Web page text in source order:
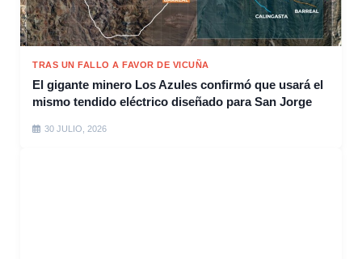
TRAS UN FALLO A FAVOR DE VICUÑA
El gigante minero Los Azules confirmó que usará el
mismo tendido eléctrico diseñado para San Jorge
30 JULIO, 2026